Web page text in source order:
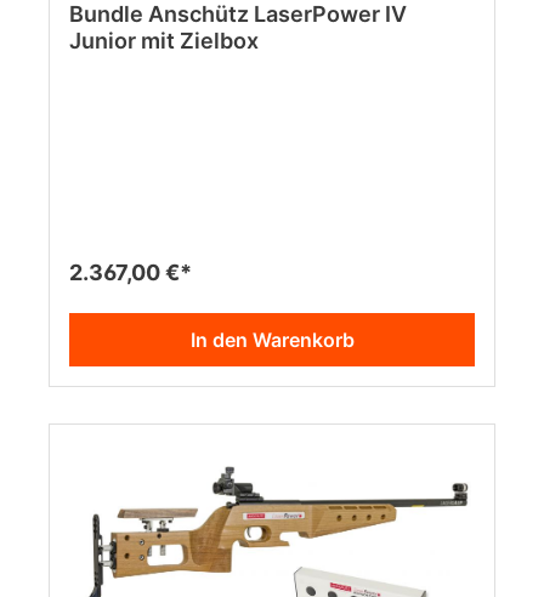
Bundle Anschütz LaserPower IV
Junior mit Zielbox
2.367,00 €*
In den Warenkorb